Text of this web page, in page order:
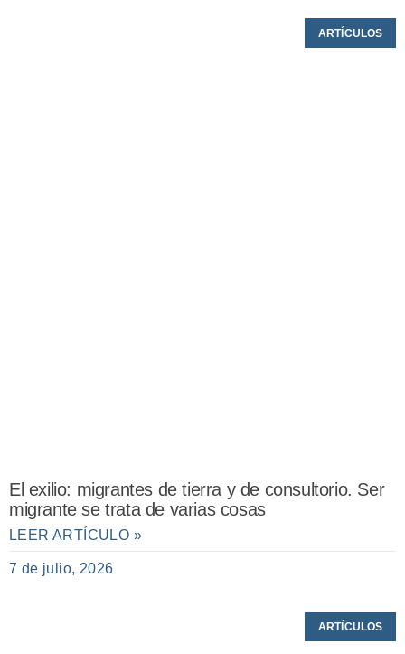
ARTÍCULOS
El exilio: migrantes de tierra y de consultorio. Ser
migrante se trata de varias cosas
LEER ARTÍCULO »
7 de julio, 2026
ARTÍCULOS